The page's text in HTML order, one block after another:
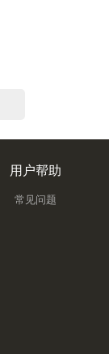
用户帮助
常见问题